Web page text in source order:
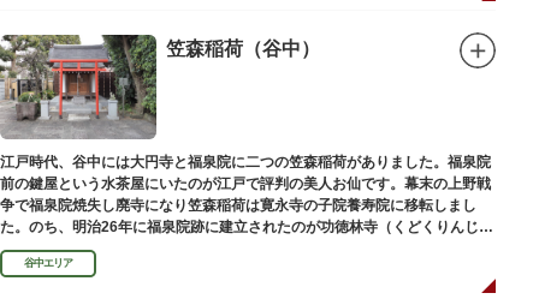
笠森稲荷（谷中）
江戸時代、谷中には大円寺と福泉院に二つの笠森稲荷がありました。福泉院
前の鍵屋という水茶屋にいたのが江戸で評判の美人お仙です。幕末の上野戦
争で福泉院焼失し廃寺になり笠森稲荷は寛永寺の子院養寿院に移転しまし
た。のち、明治26年に福泉院跡に建立されたのが功徳林寺（くどくりんじ）
で、明治末期には稲荷社が祀られました。
谷中エリア